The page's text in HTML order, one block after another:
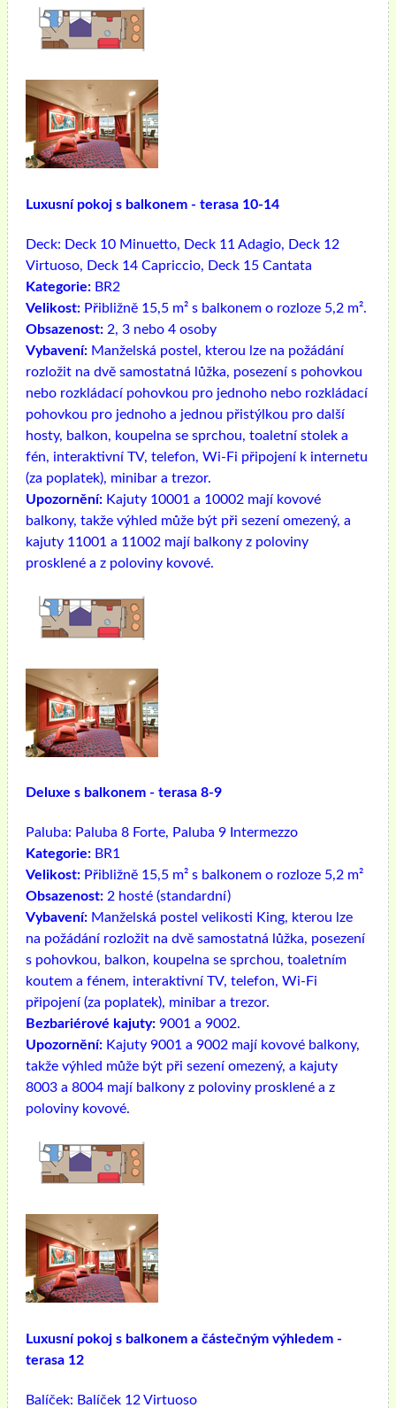
Luxusní pokoj s balkonem - terasa 10-14
Deck: Deck 10 Minuetto, Deck 11 Adagio, Deck 12
Virtuoso, Deck 14 Capriccio, Deck 15 Cantata
Kategorie: BR2
Velikost: Přibližně 15,5 m² s balkonem o rozloze 5,2 m².
Obsazenost: 2, 3 nebo 4 osoby
Vybavení: Manželská postel, kterou lze na požádání
rozložit na dvě samostatná lůžka, posezení s pohovkou
nebo rozkládací pohovkou pro jednoho nebo rozkládací
pohovkou pro jednoho a jednou přistýlkou ​​pro další
hosty, balkon, koupelna se sprchou, toaletní stolek a
fén, interaktivní TV, telefon, Wi-Fi připojení k internetu
(za poplatek), minibar a trezor.
Upozornění: Kajuty 10001 a 10002 mají kovové
balkony, takže výhled může být při sezení omezený, a
kajuty 11001 a 11002 mají balkony z poloviny
prosklené a z poloviny kovové.
Deluxe s balkonem - terasa 8-9
Paluba: Paluba 8 Forte, Paluba 9 Intermezzo
Kategorie: BR1
Velikost: Přibližně 15,5 m² s balkonem o rozloze 5,2 m²
Obsazenost: 2 hosté (standardní)
Vybavení: Manželská postel velikosti King, kterou lze
na požádání rozložit na dvě samostatná lůžka, posezení
s pohovkou, balkon, koupelna se sprchou, toaletním
koutem a fénem, ​​interaktivní TV, telefon, Wi-Fi
připojení (za poplatek), minibar a trezor.
Bezbariérové ​​kajuty: 9001 a 9002.
Upozornění: Kajuty 9001 a 9002 mají kovové balkony,
takže výhled může být při sezení omezený, a kajuty
8003 a 8004 mají balkony z poloviny prosklené a z
poloviny kovové.
Luxusní pokoj s balkonem a částečným výhledem -
terasa 12
Balíček: Balíček 12 Virtuoso